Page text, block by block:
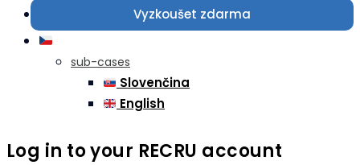
Vyzkoušet zdarma
sub-cases
Slovenčina
English
Log in to your RECRU account